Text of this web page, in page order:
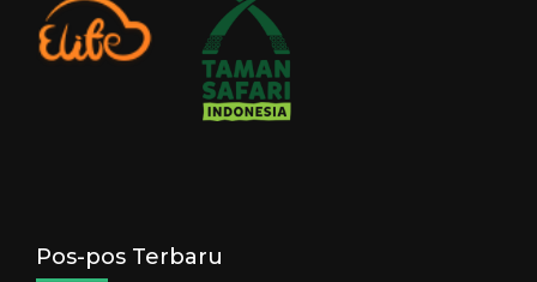
Pos-pos Terbaru